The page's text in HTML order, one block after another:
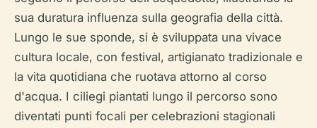
sua duratura influenza sulla geografia della città.
Lungo le sue sponde, si è sviluppata una vivace
cultura locale, con festival, artigianato tradizionale e
la vita quotidiana che ruotava attorno al corso
d'acqua. I ciliegi piantati lungo il percorso sono
diventati punti focali per celebrazioni stagionali